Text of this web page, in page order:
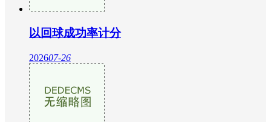
以回球成功率计分
202607-26